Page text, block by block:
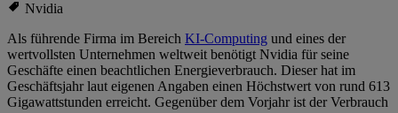
Nvidia
Als führende Firma im Bereich KI-Computing und eines der
wertvollsten Unternehmen weltweit benötigt Nvidia für seine
Geschäfte einen beachtlichen Energieverbrauch. Dieser hat im
Geschäftsjahr laut eigenen Angaben einen Höchstwert von rund 613
Gigawattstunden erreicht. Gegenüber dem Vorjahr ist der Verbrauch